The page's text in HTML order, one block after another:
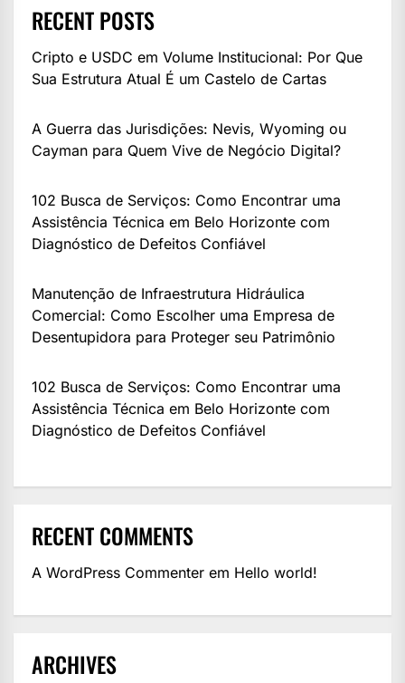
RECENT POSTS
Cripto e USDC em Volume Institucional: Por Que
Sua Estrutura Atual É um Castelo de Cartas
A Guerra das Jurisdições: Nevis, Wyoming ou
Cayman para Quem Vive de Negócio Digital?
102 Busca de Serviços: Como Encontrar uma
Assistência Técnica em Belo Horizonte com
Diagnóstico de Defeitos Confiável
Manutenção de Infraestrutura Hidráulica
Comercial: Como Escolher uma Empresa de
Desentupidora para Proteger seu Patrimônio
102 Busca de Serviços: Como Encontrar uma
Assistência Técnica em Belo Horizonte com
Diagnóstico de Defeitos Confiável
RECENT COMMENTS
A WordPress Commenter em Hello world!
ARCHIVES